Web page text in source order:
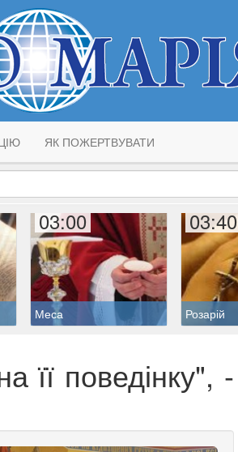
ЯК ПОЖЕРТВУВАТИ
03:00
Меса
03:40
Розарій
її поведінку", -